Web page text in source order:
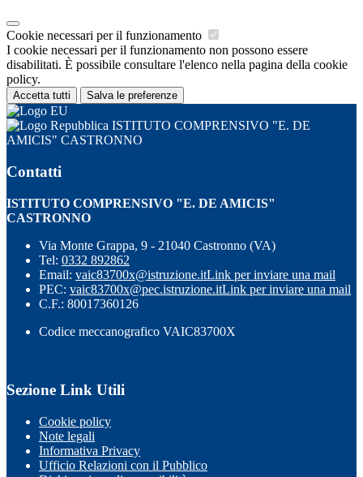
Cookie necessari per il funzionamento
I cookie necessari per il funzionamento non possono essere
disabilitati. È possibile consultare l'elenco nella pagina della cookie
policy.
Accetta tutti Salva le preferenze
ISTITUTO COMPRENSIVO "E. DE
AMICIS" CASTRONNO
Contatti
ISTITUTO COMPRENSIVO "E. DE AMICIS"
CASTRONNO
Via Monte Grappa, 9 - 21040 Castronno (VA)
Tel: 0332 892862
Email: vaic83700x@istruzione.itLink per inviare una mail
PEC: vaic83700x@pec.istruzione.itLink per inviare una mail
C.F.: 80017360126
Codice meccanografico VAIC83700X
Sezione Link Utili
Cookie policy
Note legali
Informativa Privacy
Ufficio Relazioni con il Pubblico